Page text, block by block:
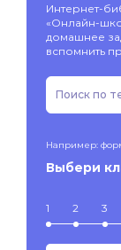
Интернет-
«Онлайн-
домашнее
вспомнить
Например:
Выбери
1 2 3